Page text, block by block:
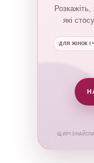
які
ДЛЯ ЖІНОК І
ЩИРІ